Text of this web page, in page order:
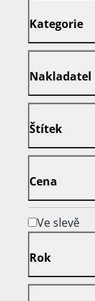
Kategorie
Nakladatel
Štítek
Cena
Ve slevě
Rok